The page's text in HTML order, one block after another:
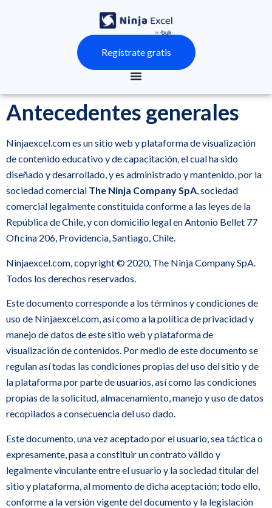
Regístrate gratis
Antecedentes generales
Ninjaexcel.com es un sitio web y plataforma de visualización
de contenido educativo y de capacitación, el cual ha sido
diseñado y desarrollado, y es administrado y mantenido, por la
sociedad comercial The Ninja Company SpA, sociedad
comercial legalmente constituida conforme a las leyes de la
República de Chile, y con domicilio legal en Antonio Bellet 77
Oficina 206, Providencia, Santiago, Chile.
Ninjaexcel.com, copyright © 2020, The Ninja Company SpA.
Todos los derechos reservados.
Este documento corresponde a los términos y condiciones de
uso de Ninjaexcel.com, así como a la política de privacidad y
manejo de datos de este sitio web y plataforma de
visualización de contenidos. Por medio de este documento se
regulan así todas las condiciones propias del uso del sitio y de
la plataforma por parte de usuarios, así como las condiciones
propias de la solicitud, almacenamiento, manejo y uso de datos
recopilados a consecuencia del uso dado.
Este documento, una vez aceptado por el usuario, sea táctica o
expresamente, pasa a constituir un contrato válido y
legalmente vinculante entre el usuario y la sociedad titular del
sitio y plataforma, al momento de dicha aceptación; todo ello,
conforme a la versión vigente del documento y la legislación